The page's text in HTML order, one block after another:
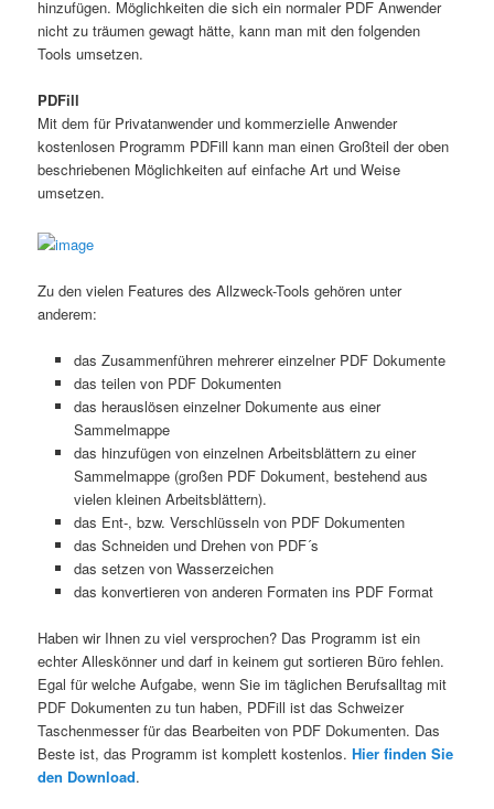
hinzufügen. Möglichkeiten die sich ein normaler PDF Anwender
nicht zu träumen gewagt hätte, kann man mit den folgenden
Tools umsetzen.
PDFill
Mit dem für Privatanwender und kommerzielle Anwender
kostenlosen Programm PDFill kann man einen Großteil der oben
beschriebenen Möglichkeiten auf einfache Art und Weise
umsetzen.
Zu den vielen Features des Allzweck-Tools gehören unter
anderem:
das Zusammenführen mehrerer einzelner PDF Dokumente
das teilen von PDF Dokumenten
das herauslösen einzelner Dokumente aus einer
Sammelmappe
das hinzufügen von einzelnen Arbeitsblättern zu einer
Sammelmappe (großen PDF Dokument, bestehend aus
vielen kleinen Arbeitsblättern).
das Ent-, bzw. Verschlüsseln von PDF Dokumenten
das Schneiden und Drehen von PDF´s
das setzen von Wasserzeichen
das konvertieren von anderen Formaten ins PDF Format
Haben wir Ihnen zu viel versprochen? Das Programm ist ein
echter Alleskönner und darf in keinem gut sortieren Büro fehlen.
Egal für welche Aufgabe, wenn Sie im täglichen Berufsalltag mit
PDF Dokumenten zu tun haben, PDFill ist das Schweizer
Taschenmesser für das Bearbeiten von PDF Dokumenten. Das
Beste ist, das Programm ist komplett kostenlos.Hier finden Sie
den Download.